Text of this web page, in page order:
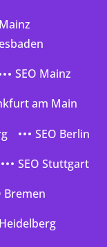
SEO Mainz
am Main
SEO Berlin
SEO Stuttgart
Bremen